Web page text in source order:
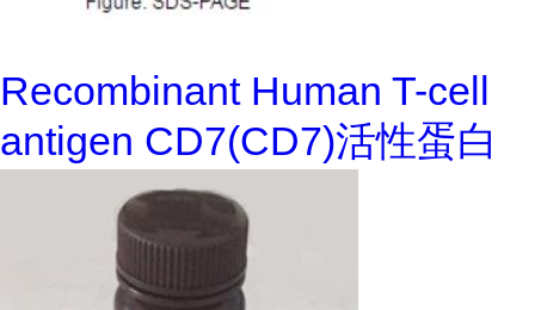
Recombinant Human T-cell
antigen CD7(CD7)活性蛋白